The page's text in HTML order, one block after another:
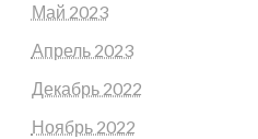
Май 2023
Апрель 2023
Декабрь 2022
Ноябрь 2022